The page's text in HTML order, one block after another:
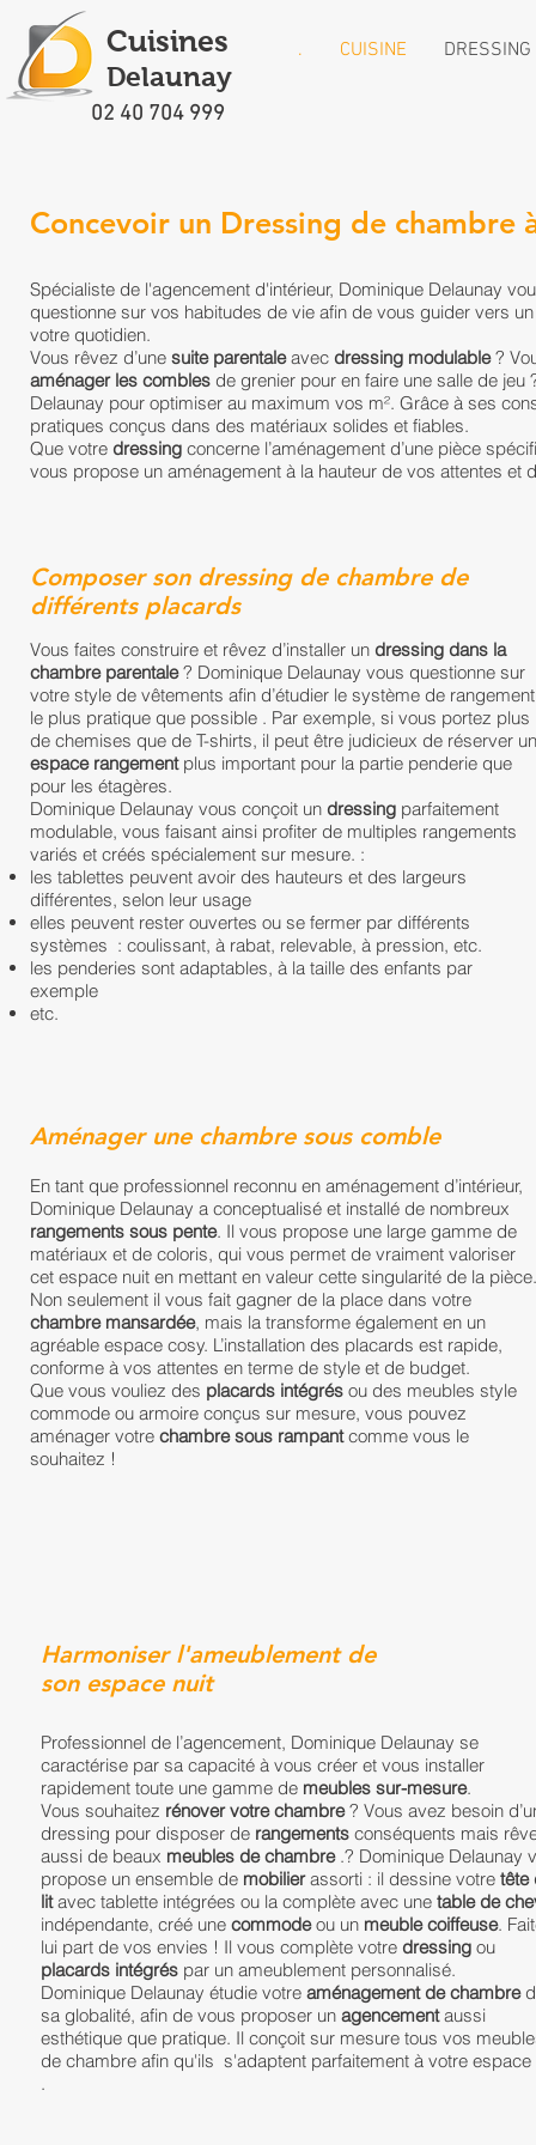
. CUISINE DRESSING
Cuisines
Delaunay
02 40 704 999
Concevoir un Dressing de chambre
Spécialiste de l'agencement d'intérieur, Dominique Delaunay
questionne sur vos habitudes de vie afin de vous guider vers
votre quotidien.
Vous rêvez d’une suite parentaleavec dressing modulable?
aménager les combles de grenier pour en faire une salle de
Delaunay pour optimiser au maximum vos m². Grâce à ses
pratiques conçus dans des matériaux solides et fiables.
​Que votre dressing concerne l’aménagement d’une pièce
vous propose un aménagement à la hauteur de vos attentes et
Composer son dressing de chambre de
différents placards
Vous faites construire et rêvez d’installer un dressing dans la
chambre parentale? Dominique Delaunay vous questionne sur
votre style de vêtements afin d’étudier le système de rangement
le plus pratique que possible . Par exemple, si vous portez plus
de chemises que de T-shirts, il peut être judicieux de réserver un
espace rangementplus important pour la partie penderie que
pour les étagères.
Dominique Delaunay vous conçoit un dressing parfaitement
modulable, vous faisant ainsi profiter de multiples rangements
variés et créés spécialement sur mesure. :
les tablettes peuvent avoir des hauteurs et des largeurs
différentes, selon leur usage
elles peuvent rester ouvertes ou se fermer par différents
systèmes : coulissant, à rabat, relevable, à pression, etc.
les penderies sont adaptables, à la taille des enfants par
exemple
etc.
Aménager une chambre sous comble
En tant que professionnel reconnu en aménagement d’intérieur,
Dominique Delaunay a conceptualisé et installé de nombreux
rangements sous pente. Il vous propose une large gamme de
matériaux et de coloris, qui vous permet de vraiment valoriser
cet espace nuit en mettant en valeur cette singularité de la pièce.
Non seulement il vous fait gagner de la place dans votre
chambre mansardée, mais la transforme également en un
agréable espace cosy. L’installation des placards est rapide,
conforme à vos attentes en terme de style et de budget.
Que vous vouliez des placards intégrés ou des meubles style
commode ou armoire conçus sur mesure, vous pouvez
aménager votre chambre sous rampantcomme vous le
souhaitez !
Harmoniser l'ameublement de
son espace nuit
Professionnel de l’agencement, Dominique Delaunay se
caractérise par sa capacité à vous créer et vous installer
rapidement toute une gamme de meubles sur-mesure.
Vous souhaitez rénover votre chambre? Vous avez besoin
dressing pour disposer de rangements conséquents mais
aussi de beaux meubles de chambre.? Dominique Delaunay
propose un ensemble de mobilierassorti : il dessine votre tête
litavec tablette intégrées ou la complète avec une table de
indépendante, créé une commodeou un meuble coiffeuse.
lui part de vos envies ! Il vous complète votre dressing ou
placards intégrés par un ameublement personnalisé.
​Dominique Delaunay étudie votre aménagement de chambre
sa globalité, afin de vous proposer un agencementaussi
esthétique que pratique. Il conçoit sur mesure tous vos
de chambre afin qu'ils s'adaptent parfaitement à votre espace
.